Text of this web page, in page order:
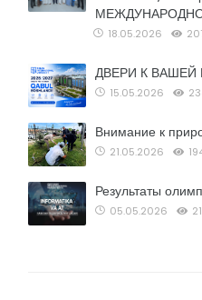
18.05.2026
ДВЕРИ К
15.05.2026
Внимание к
21.05.2026
Результаты
05.05.2026